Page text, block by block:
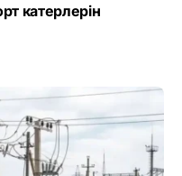
катерлерін